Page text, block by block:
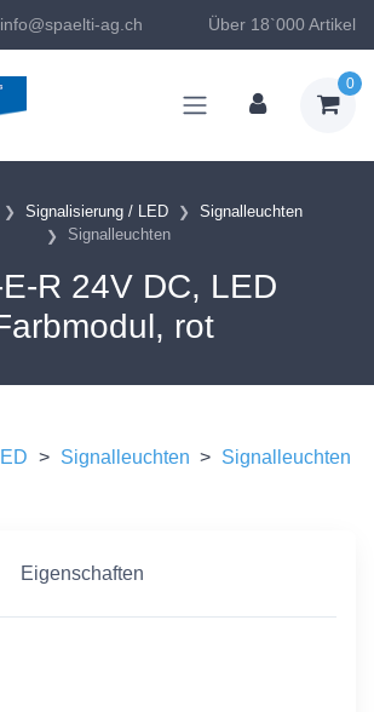
info@spaelti-ag.ch Über 18`000 Artikel
0
Signalisierung / LED
Signalleuchten
Signalleuchten
R 24V DC, LED
rot
> Signalleuchten > Signalleuchten
Eigenschaften